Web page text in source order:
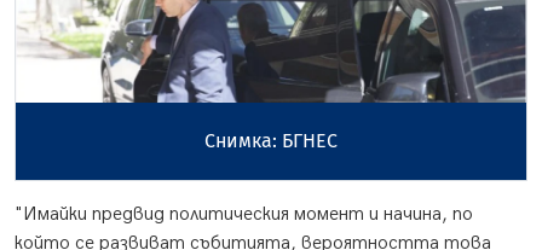
Снимка: БГНЕС
"Имайки предвид политическия момент и начина, по
който се развиват събитията, вероятността това